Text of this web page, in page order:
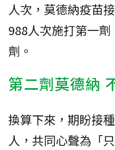
人次，莫德納疫苗
988人次施打第一
劑。
第二劑莫德納
換算下來，期盼接
人，共同心聲為「